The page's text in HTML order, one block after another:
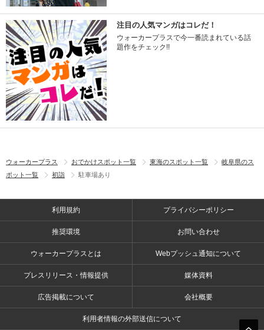
注目の人気マンガはコレだ！
ウォーカープラスで今一番読まれている話
題作をチェック!!
ウォーカープラス おでかけスポット一覧 東海のスポット一覧
岐阜県のス
ポット一覧
初詣 駐車場あり
利用規約 プライバシーポリシー
推奨環境 お問い合わせ
ウォーカープラスとは Webプッシュ通知について
プレスリリース・情報提供 媒体資料
広告掲載について 会社概要
利用者情報の外部送信について